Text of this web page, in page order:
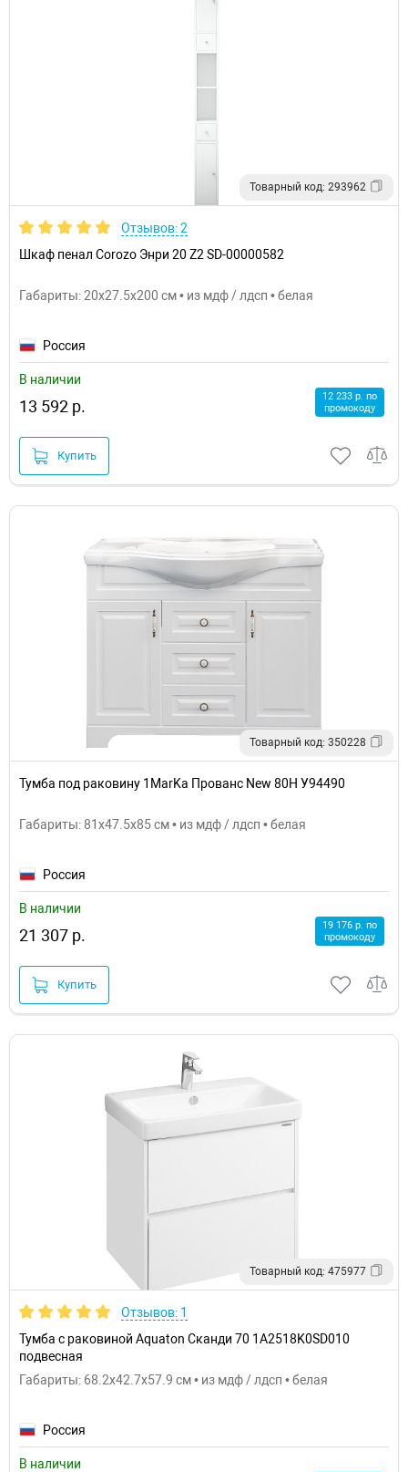
Товарный код: 293962
Отзывов: 2
Шкаф пенал Corozo Энри 20 Z2 SD-00000582
Габариты: 20x27.5x200 см • из мдф / лдсп • белая
Россия
В наличии
13 592 р.
12 233 р. по
промокоду
Купить
Товарный код: 350228
Тумба под раковину 1MarKa Прованс New 80Н У94490
Габариты: 81x47.5x85 см • из мдф / лдсп • белая
Россия
В наличии
21 307 р.
19 176 р. по
промокоду
Купить
Товарный код: 475977
Отзывов: 1
Тумба с раковиной Aquaton Сканди 70 1A2518K0SD010
подвесная
Габариты: 68.2x42.7x57.9 см • из мдф / лдсп • белая
Россия
В наличии